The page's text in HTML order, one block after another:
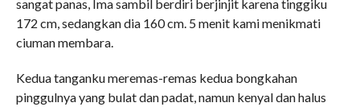
sangat panas, Ima sambil berdiri berjinjit karena tinggiku
172 cm, sedangkan dia 160 cm. 5 menit kami menikmati
ciuman membara.
Kedua tanganku meremas-remas kedua bongkahan
pinggulnya yang bulat dan padat, namun kenyal dan halus